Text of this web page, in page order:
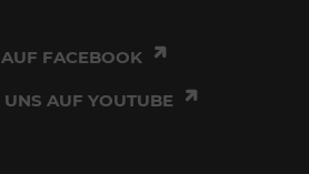
FACEBOOK
AUF YOUTUBE